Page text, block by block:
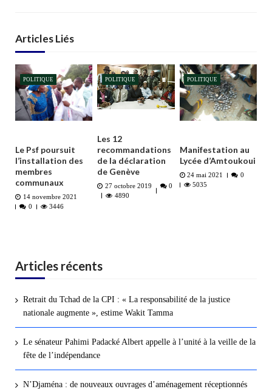
Articles Liés
POLITIQUE
Le Psf poursuit
l’installation des
membres
communaux
14 novembre 2021
0
3446
POLITIQUE
Les 12
recommandations
de la déclaration
de Genève
27 octobre 2019
0
4890
POLITIQUE
Manifestation au
Lycée d’Amtoukoui
24 mai 2021
0
5035
Articles récents
Retrait du Tchad de la CPI : « La responsabilité de la justice
nationale augmente », estime Wakit Tamma
Le sénateur Pahimi Padacké Albert appelle à l’unité à la veille de la
fête de l’indépendance
N’Djaména : de nouveaux ouvrages d’aménagement réceptionnés